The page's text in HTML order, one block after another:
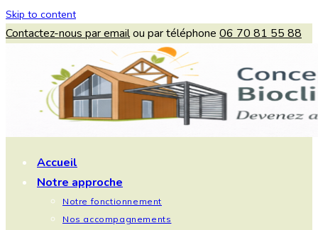
Skip to content
Contactez-nous par emailou par téléphone 06 70 81 55 88
Accueil
Notre approche
Notre fonctionnement
Nos accompagnements